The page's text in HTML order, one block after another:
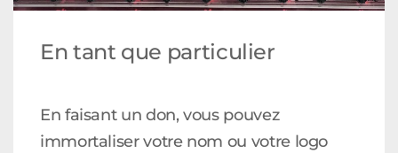
En tant que particulier
En faisant un don, vous pouvez
immortaliser votre nom ou votre logo